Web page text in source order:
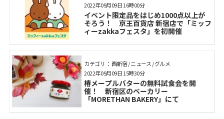
イベント限定品をはじめ1000点以上が
そろう！ 京王百貨店 新宿店で「ミッフ
ィーzakkaフェスタ」を初開催
2022年09月09日 16時00分
カテゴリ： 西新宿 / ニュース / グルメ
椿メープルバターの無料試食会を開
催！ 新宿区のベーカリー
「MORETHAN BAKERY」にて
2022年09月09日 15時30分